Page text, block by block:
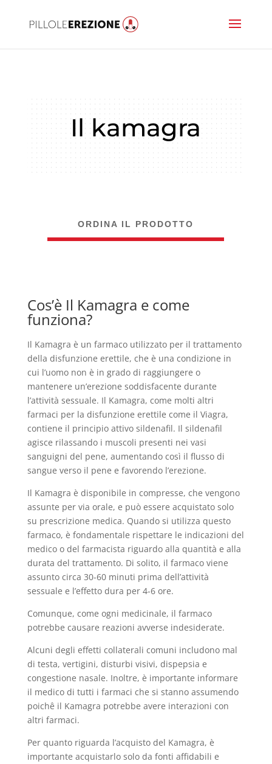
Il kamagra
ORDINA IL PRODOTTO
Cos’è Il Kamagra e come
funziona?
Il Kamagra è un farmaco utilizzato per il trattamento
della disfunzione erettile, che è una condizione in
cui l’uomo non è in grado di raggiungere o
mantenere un’erezione soddisfacente durante
l’attività sessuale. Il Kamagra, come molti altri
farmaci per la disfunzione erettile come il Viagra,
contiene il principio attivo sildenafil. Il sildenafil
agisce rilassando i muscoli presenti nei vasi
sanguigni del pene, aumentando così il flusso di
sangue verso il pene e favorendo l’erezione.
Il Kamagra è disponibile in compresse, che vengono
assunte per via orale, e può essere acquistato solo
su prescrizione medica. Quando si utilizza questo
farmaco, è fondamentale rispettare le indicazioni del
medico o del farmacista riguardo alla quantità e alla
durata del trattamento. Di solito, il farmaco viene
assunto circa 30-60 minuti prima dell’attività
sessuale e l’effetto dura per 4-6 ore.
Comunque, come ogni medicinale, il farmaco
potrebbe causare reazioni avverse indesiderate.
Alcuni degli effetti collaterali comuni includono mal
di testa, vertigini, disturbi visivi, dispepsia e
congestione nasale. Inoltre, è importante informare
il medico di tutti i farmaci che si stanno assumendo
poichê il Kamagra potrebbe avere interazioni con
altri farmaci.
Per quanto riguarda l’acquisto del Kamagra, è
importante acquistarlo solo da fonti affidabili e